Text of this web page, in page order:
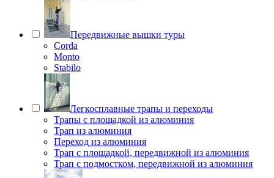
Передвижные вышки туры
Corda
Monto
Stabilo
Легкосплавные трапы и переходы
Трапы с площадкой из алюминия
Трап из алюминия
Переход из алюминия
Трап с площадкой, передвижной из алюминия
Трап с подмостком, передвижной из алюминия